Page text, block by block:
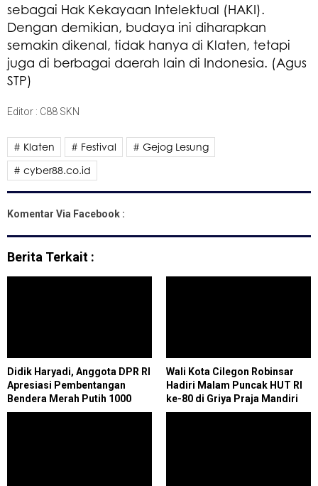
sebagai Hak Kekayaan Intelektual (HAKI).
Dengan demikian, budaya ini diharapkan
semakin dikenal, tidak hanya di Klaten, tetapi
juga di berbagai daerah lain di Indonesia. (Agus
STP)
Editor : C88 SKN
# Klaten # Festival
# Gejog Lesung
# cyber88.co.id
Komentar Via Facebook :
Berita Terkait :
Didik Haryadi, Anggota DPR RI
Apresiasi Pembentangan
Bendera Merah Putih 1000
Meter di Klaten
Wali Kota Cilegon Robinsar
Hadiri Malam Puncak HUT RI
ke-80 di Griya Praja Mandiri